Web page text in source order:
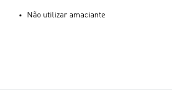
Não utilizar amaciante